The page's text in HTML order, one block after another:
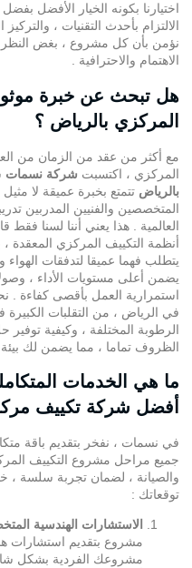
اختيارنا بكونه الخيار الأفضل
الالتزام بأحدث التقنيات ،
نؤمن بأن كل مشروع ، بغض
الاهتمام والاحترافية .
هل تبحث عن خبرة
المركزي بالرياض ؟
مع أكثر من عقد من الزمان من
المركزي ، اكتسبت شركة نسمات
بالرياض تتمتع بخبرة عميقة لا
المتخصصين والفنيين المدربين
العالمية . هذا يعني أننا لسنا فقط
أنظمة التكييف المركزي المعقدة
يتطلب فهما عميقا لتدفقات الهواء
يضمن أعلى مستويات الأداء ،
استمرارية العمل بأقصى كفاءة .
في الرياض ، من التقلبات
الرطوبة المختلفة ، وكيفية توفير
الظروف تماما ، مما يضمن لك
ما هي الخدمات
أفضل شركة تكييف
في نسمات ، نفخر بتقديم باقة
جميع مراحل مشروع التكييف
والصيانة ، لضمان تجربة سلسة ،
توقعاتك :
الاستشارات الهندسية
مشروع بتقديم استشارات
مشروعك الفردية بشكل